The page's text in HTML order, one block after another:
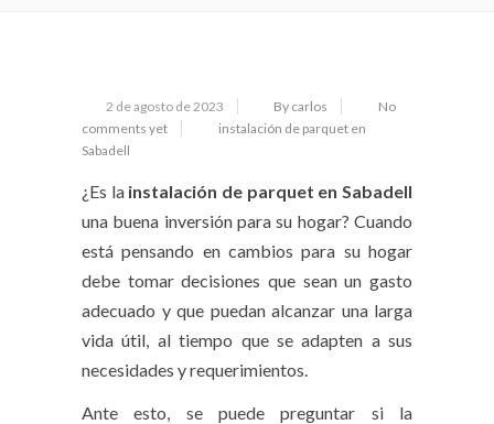
2 de agosto de 2023 By carlos
No
comments yet
instalación de parquet en
Sabadell
¿Es la instalación de parquet en Sabadell
una buena inversión para su hogar? Cuando
está pensando en cambios para su hogar
debe tomar decisiones que sean un gasto
adecuado y que puedan alcanzar una larga
vida útil, al tiempo que se adapten a sus
necesidades y requerimientos.
Ante esto, se puede preguntar si la